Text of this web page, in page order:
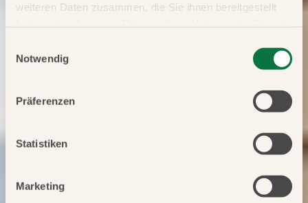
weiteren Daten zusammen, die Sie ihnen bereitgestellt
Notwendig
Präferenzen
Statistiken
Marketing